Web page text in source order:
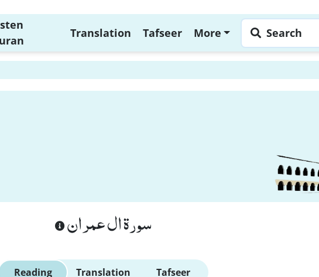
Translation Tafseer More Search
سورة ال عمران
Reading Translation Tafseer